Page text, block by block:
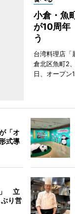
小倉・魚
が10周年
う
台湾料理店「
倉北区魚町2
日、オープン
「オ
式導
」 立
り営